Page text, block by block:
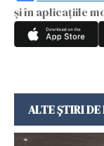
și în aplicațiile
ALTE ȘTIRI DE